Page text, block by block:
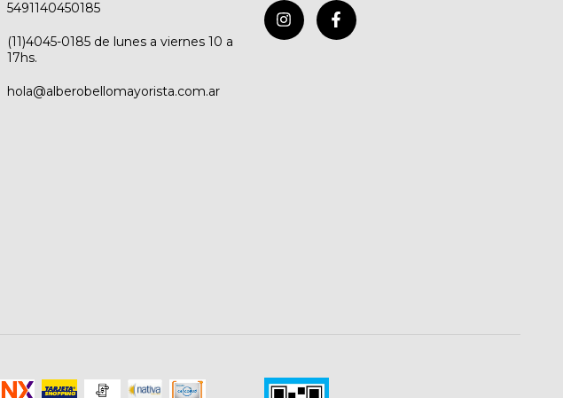
5491140450185
(11)4045-0185 de lunes a viernes 10 a
17hs.
hola@alberobellomayorista.com.ar